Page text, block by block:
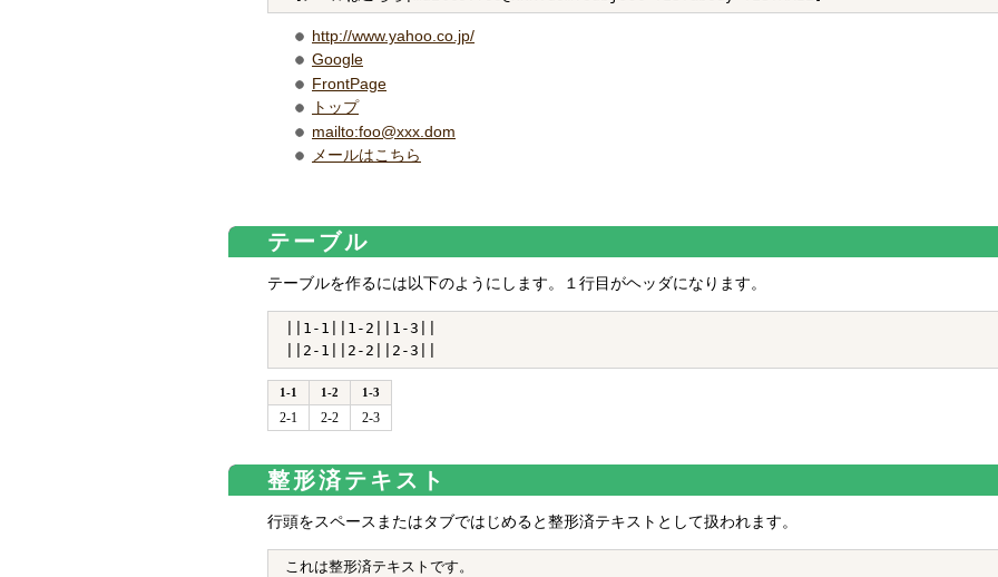
http://www.yahoo.co.jp/
Google
FrontPage
トップ
mailto:foo@xxx.dom
メールはこちら
テーブル
テーブルを作るには以下のようにします。１行目がヘッダになります。
||1-1||1-2||1-3||
1-1 1-2 1-3
2-1 2-2 2-3
整形済テキスト
行頭をスペースまたはタブではじめると整形済テキストとして扱われます。
これは整形済テキストです。